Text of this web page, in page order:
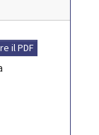
il PDF